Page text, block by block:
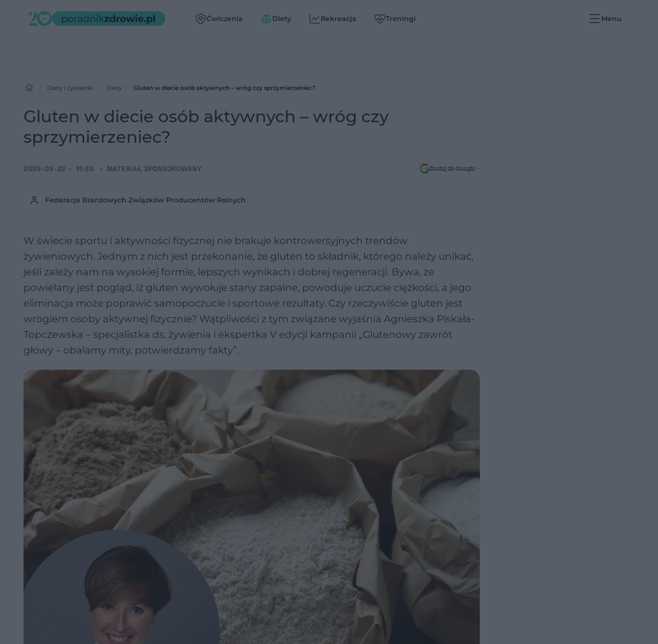
Ćwiczenia Diety Rekreacja Treningi Menu
Diety i żywienie Diety Gluten w diecie osób aktywnych – wróg czy sprzymierzeniec?
Gluten w diecie osób aktywnych – wróg czy
sprzymierzeniec?
Federacja Branżowych Związków Producentów Rolnych
2025-09-22 11:36 MATERIAŁ SPONSOROWANY Dodaj do Google
W świecie sportu i aktywności fizycznej nie brakuje kontrowersyjnych trendów
żywieniowych. Jednym z nich jest przekonanie, że gluten to składnik, którego należy unikać,
jeśli zależy nam na wysokiej formie, lepszych wynikach i dobrej regeneracji. Bywa, że
powielany jest pogląd, iż gluten wywołuje stany zapalne, powoduje uczucie ciężkości, a jego
eliminacja może poprawić samopoczucie i sportowe rezultaty. Czy rzeczywiście gluten jest
wrogiem osoby aktywnej fizycznie? Wątpliwości z tym związane wyjaśnia Agnieszka Piskała-
Topczewska – specjalistka ds. żywienia i ekspertka V edycji kampanii „Glutenowy zawrót
głowy – obalamy mity, potwierdzamy fakty”.